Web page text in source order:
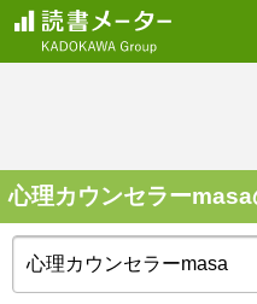
心理カウンセラーmasa